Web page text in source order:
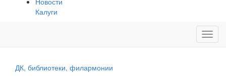
Калуги
ДК, библиотеки, филармонии